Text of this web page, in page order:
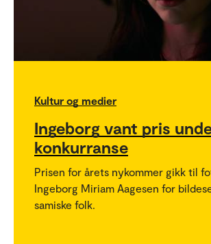
Kultur og medier
Ingeborg vant pris
konkurranse
Prisen for årets nykommer gikk til
Ingeborg Miriam Aagesen for
samiske folk.